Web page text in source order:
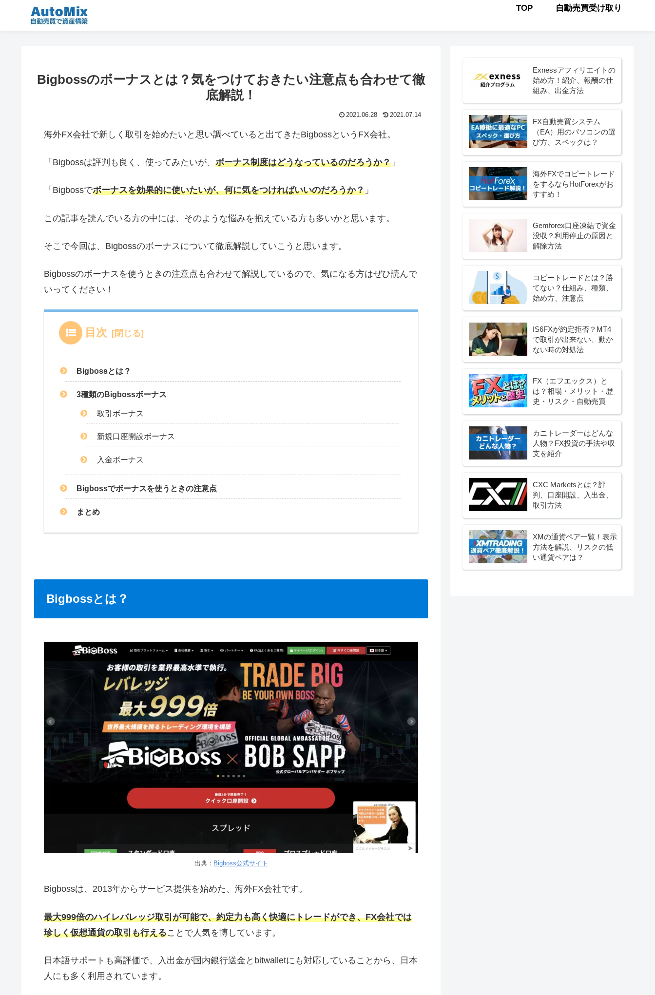
TOP 自動売買受け取り
Bigbossのボーナスとは？気をつけておきたい注意点も合わせて徹
底解説！
2021.06.28 2021.07.14
海外FX会社で新しく取引を始めたいと思い調べていると出てきたBigbossというFX会社。
「Bigbossは評判も良く、使ってみたいが、 ボーナス制度はどうなっているのだろうか？ 」
「Bigbossでボーナスを効果的に使いたいが、何に気をつければいいのだろうか？ 」
この記事を読んでいる方の中には、そのような悩みを抱えている方も多いかと思います。
そこで今回は、Bigbossのボーナスについて徹底解説していこうと思います。
Bigbossのボーナスを使うときの注意点も合わせて解説しているので、気になる方はぜひ読んで
いってください！
目次
Bigbossとは？
3種類のBigbossボーナス
取引ボーナス
新規口座開設ボーナス
入金ボーナス
Bigbossでボーナスを使うときの注意点
まとめ
Bigbossとは？
出典： Bigboss公式サイト
Bigbossは、2013年からサービス提供を始めた、海外FX会社です。
最大999倍のハイレバレッジ取引が可能で、約定力も高く快適にトレードができ、FX会社では
珍しく仮想通貨の取引も行えることで人気を博しています。
日本語サポートも高評価で、入出金が国内銀行送金とbitwalletにも対応していることから、日本
人にも多く利用されています。
Exnessアフィリエイトの
始め方！紹介、報酬の仕
組み、出金方法
FX自動売買システム
（EA）用のパソコンの選
び方、スペックは？
海外FXでコピートレード
をするならHotForexがお
すすめ！
Gemforex口座凍結で資金
没収？利用停止の原因と
解除方法
コピートレードとは？勝
てない？仕組み、種類、
始め方、注意点
IS6FXが約定拒否？MT4
で取引が出来ない、動か
ない時の対処法
FX（エフエックス）と
は？相場・メリット・歴
史・リスク・自動売買
カニトレーダーはどんな
人物？FX投資の手法や収
支を紹介
CXC Marketsとは？評
判、口座開設、入出金、
取引方法
XMの通貨ペア一覧！表示
方法を解説、リスクの低
い通貨ペアは？